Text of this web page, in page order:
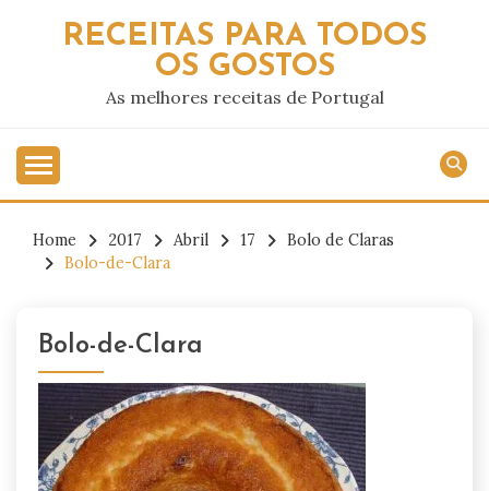
RECEITAS PARA TODOS
OS GOSTOS
As melhores receitas de Portugal
Home 2017 Abril 17
Bolo de Claras
Bolo-de-Clara
Bolo-de-Clara